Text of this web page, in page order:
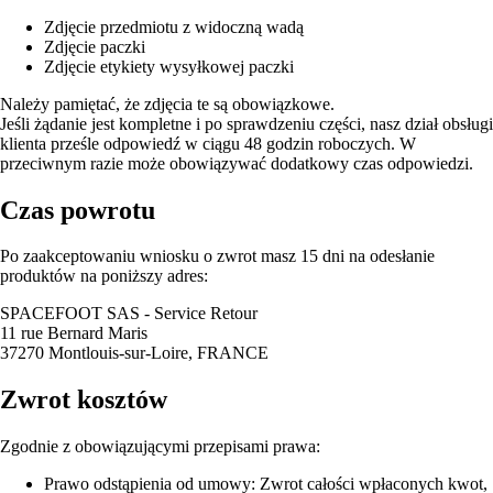
Zdjęcie przedmiotu z widoczną wadą
Zdjęcie paczki
Zdjęcie etykiety wysyłkowej paczki
Należy pamiętać, że zdjęcia te są obowiązkowe.
Jeśli żądanie jest kompletne i po sprawdzeniu części, nasz dział obsługi
klienta prześle odpowiedź w ciągu 48 godzin roboczych. W
przeciwnym razie może obowiązywać dodatkowy czas odpowiedzi.
Czas powrotu
Po zaakceptowaniu wniosku o zwrot masz 15 dni na odesłanie
produktów na poniższy adres:
SPACEFOOT SAS - Service Retour
11 rue Bernard Maris
37270 Montlouis-sur-Loire, FRANCE
Zwrot kosztów
Zgodnie z obowiązującymi przepisami prawa:
Prawo odstąpienia od umowy: Zwrot całości wpłaconych kwot,